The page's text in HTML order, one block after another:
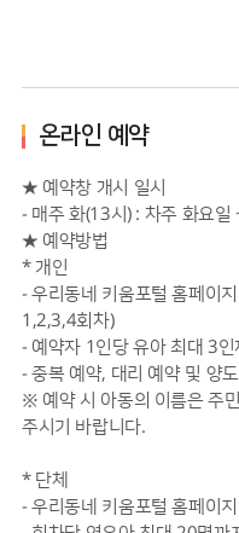
온라인 예약
★ 예약창 개시 일시
- 매주 화(13시) : 차주 화요일
★ 예약방법
* 개인
- 우리동네 키움포털 홈페이
1,2,3,4회차)
- 예약자 1인당 유아 최대 3
- 중복 예약, 대리 예약 및 양
※ 예약 시 아동의 이름은 주
주시기 바랍니다.
* 단체
- 우리동네 키움포털 홈페이